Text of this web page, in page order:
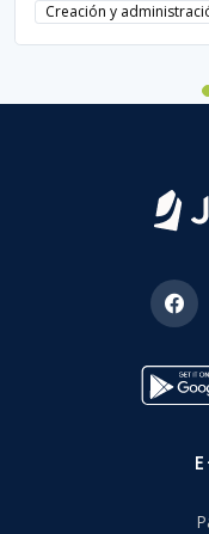
Creación y